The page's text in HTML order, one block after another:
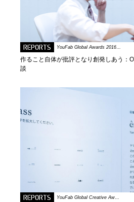
REPORTS YouFab Global Awards 2016…
作ること自体が批評となり創発しあう：
談
REPORTS YouFab Global Creative Aw…